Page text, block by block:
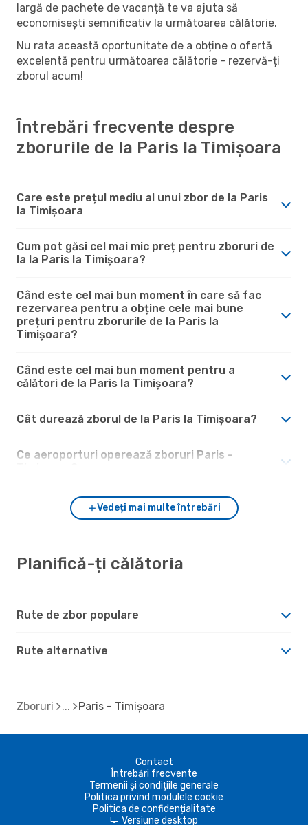
largă de pachete de vacanță te va ajuta să
economisești semnificativ la următoarea călătorie.
Nu rata această oportunitate de a obține o ofertă
excelentă pentru următoarea călătorie - rezervă-ți
zborul acum!
Întrebări frecvente despre
zborurile de la Paris la Timișoara
Care este prețul mediu al unui zbor de la Paris
la Timișoara
Cum pot găsi cel mai mic preț pentru zboruri de
la la Paris la Timișoara?
Când este cel mai bun moment în care să fac
rezervarea pentru a obține cele mai bune
prețuri pentru zborurile de la Paris la
Timișoara?
Când este cel mai bun moment pentru a
călători de la Paris la Timișoara?
Cât durează zborul de la Paris la Timișoara?
Ce aeroporturi operează zboruri Paris -
Vedeți mai multe întrebări
Planifică-ți călătoria
Rute de zbor populare
Rute alternative
Zboruri Paris - Timișoara
Contact
Întrebări frecvente
Termenii și condițiile generale
Politica privind modulele cookie
Politica de confidențialitate
d Versiune desktop